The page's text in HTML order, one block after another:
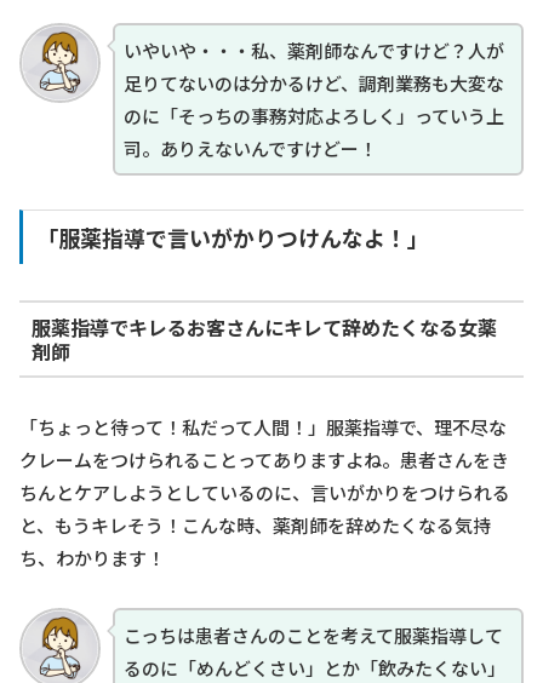
いやいや・・・私、薬剤師なんですけど？人が
足りてないのは分かるけど、調剤業務も大変な
のに「そっちの事務対応よろしく」っていう上
司。ありえないんですけどー！
「服薬指導で言いがかりつけんなよ！」
服薬指導でキレるお客さんにキレて辞めたくなる女薬
剤師
「ちょっと待って！私だって人間！」服薬指導で、理不尽な
クレームをつけられることってありますよね。患者さんをき
ちんとケアしようとしているのに、言いがかりをつけられる
と、もうキレそう！こんな時、薬剤師を辞めたくなる気持
ち、わかります！
こっちは患者さんのことを考えて服薬指導して
るのに「めんどくさい」とか「飲みたくない」